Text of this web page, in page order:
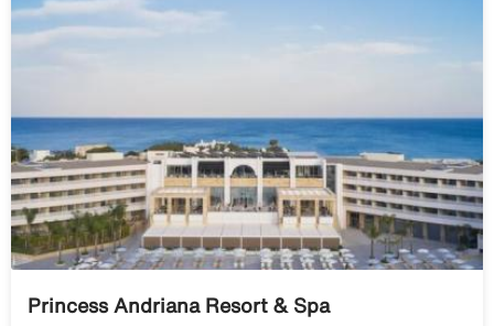
Princess Andriana Resort & Spa